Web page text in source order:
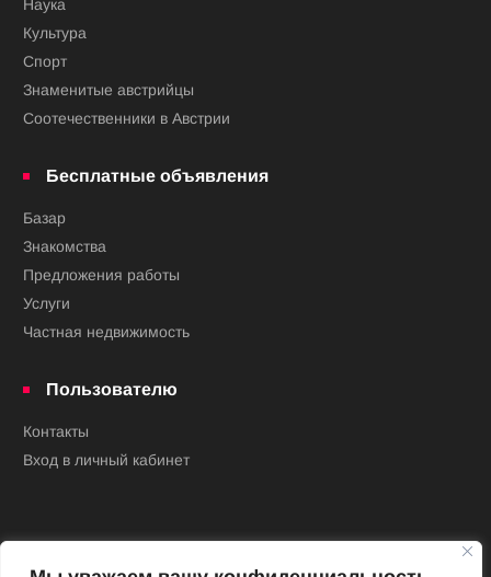
Наука
Культура
Спорт
Знаменитые австрийцы
Соотечественники в Австрии
Бесплатные объявления
Базар
Знакомства
Предложения работы
Услуги
Частная недвижимость
Пользователю
Контакты
Вход в личный кабинет